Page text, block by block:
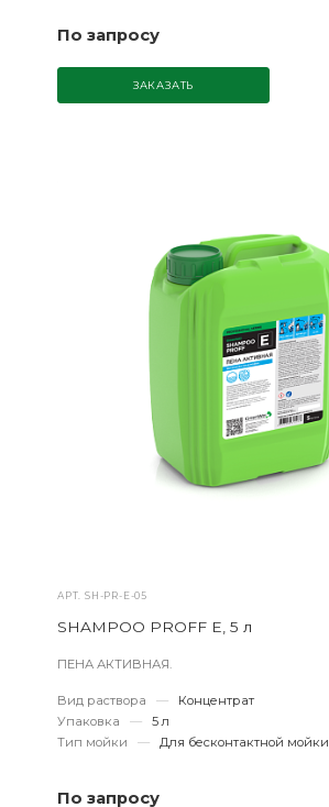
По запросу
ЗАКАЗАТЬ
АРТ.SH-PR-E-05
SHAMPOO PROFF E, 5 л
ПЕНА АКТИВНАЯ.
Вид раствора —
Концентрат
Упаковка
—
5 л
Тип мойки
— Для бесконтактной мойки
По запросу